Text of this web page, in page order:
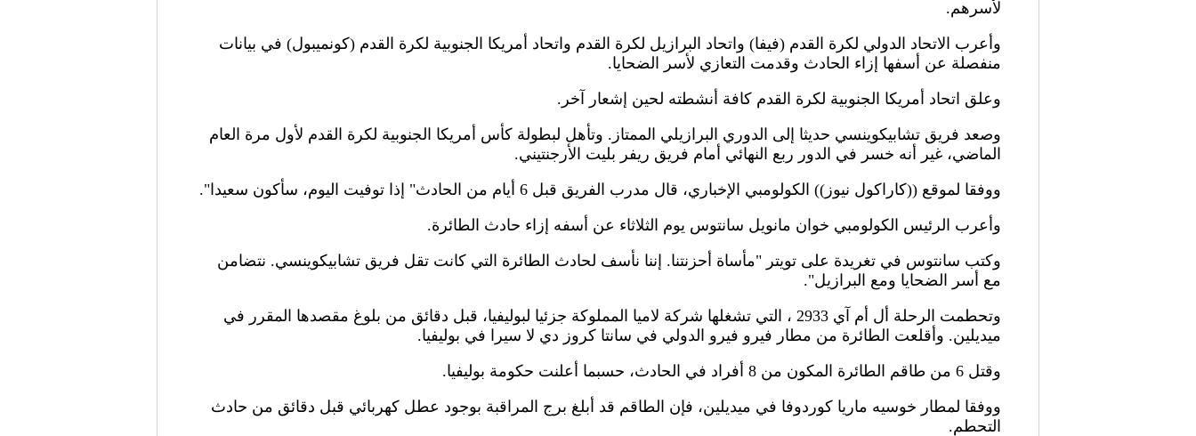
لأسرهم.
وأعرب الاتحاد الدولي لكرة القدم (فيفا) واتحاد البرازيل لكرة القدم واتحاد أمريكا الجنوبية لكرة القدم (كونميبول) في بيانات
منفصلة عن أسفها إزاء الحادث وقدمت التعازي لأسر الضحايا.
وعلق اتحاد أمريكا الجنوبية لكرة القدم كافة أنشطته لحين إشعار آخر.
وصعد فريق تشابيكوينسي حديثا إلى الدوري البرازيلي الممتاز. وتأهل لبطولة كأس أمريكا الجنوبية لكرة القدم لأول مرة العام
الماضي، غير أنه خسر في الدور ربع النهائي أمام فريق ريفر بليت الأرجنتيني.
ووفقا لموقع ((كاراكول نيوز)) الكولومبي الإخباري، قال مدرب الفريق قبل 6 أيام من الحادث" إذا توفيت اليوم، سأكون سعيدا".
وأعرب الرئيس الكولومبي خوان مانويل سانتوس يوم الثلاثاء عن أسفه إزاء حادث الطائرة.
وكتب سانتوس في تغريدة على تويتر "مأساة أحزنتنا. إننا نأسف لحادث الطائرة التي كانت تقل فريق تشابيكوينسي. نتضامن
مع أسر الضحايا ومع البرازيل".
وتحطمت الرحلة أل أم آي 2933 ، التي تشغلها شركة لاميا المملوكة جزئيا لبوليفيا، قبل دقائق من بلوغ مقصدها المقرر في
ميديلين. وأقلعت الطائرة من مطار فيرو فيرو الدولي في سانتا كروز دي لا سيرا في بوليفيا.
وقتل 6 من طاقم الطائرة المكون من 8 أفراد في الحادث، حسبما أعلنت حكومة بوليفيا.
ووفقا لمطار خوسيه ماريا كوردوفا في ميديلين، فإن الطاقم قد أبلغ برج المراقبة بوجود عطل كهربائي قبل دقائق من حادث
التحطم.